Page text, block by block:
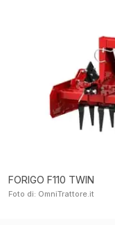
FORIGO F110 TWIN
Foto di: OmniTrattore.it